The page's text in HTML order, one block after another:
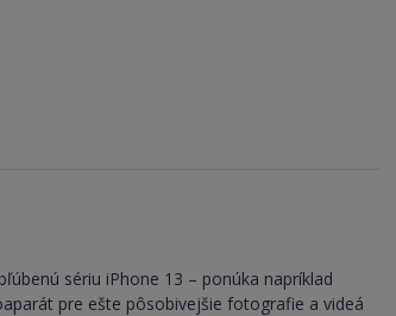
sériu iPhone 13 – ponúka napríklad
pre ešte pôsobivejšie fotografie a videá